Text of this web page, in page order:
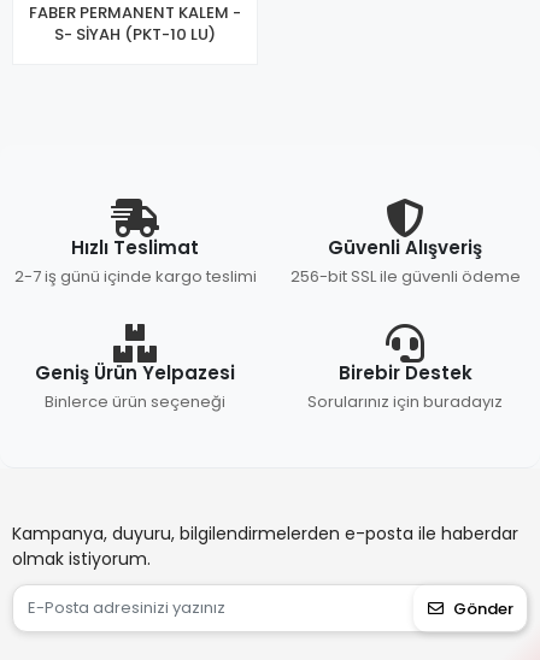
FABER PERMANENT KALEM -
S- SİYAH (PKT-10 LU)
Hızlı Teslimat
2-7 iş günü içinde kargo teslimi
Güvenli Alışveriş
256-bit SSL ile güvenli ödeme
Geniş Ürün Yelpazesi
Binlerce ürün seçeneği
Birebir Destek
Sorularınız için buradayız
Kampanya, duyuru, bilgilendirmelerden e-posta ile haberdar
olmak istiyorum.
Gönder